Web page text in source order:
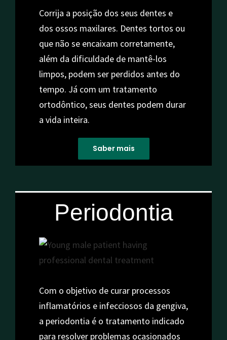
Corrija a posição dos seus dentes e
dos ossos maxilares. Dentes tortos ou
que não se encaixam corretamente,
além da dificuldade de mantê-los
limpos, podem ser perdidos antes do
tempo. Já com um tratamento
ortodôntico, seus dentes podem durar
a vida inteira.
Saber mais
Periodontia
Com o objetivo de curar processos
inflamatórios e infecciosos da gengiva,
a periodontia é o tratamento indicado
para resolver problemas ocasionados